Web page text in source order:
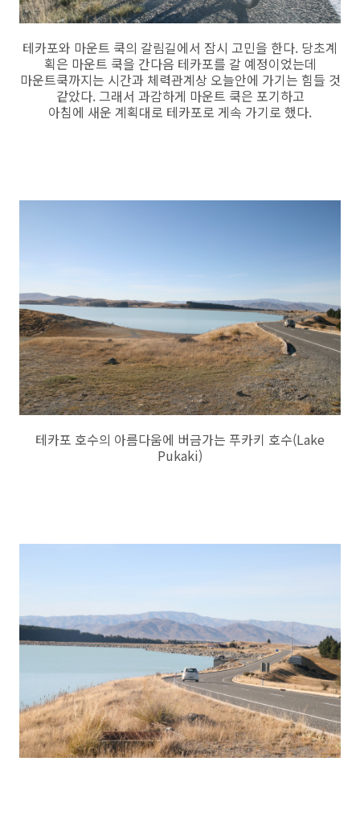
테카포와 마운트 쿡의 갈림길에서 잠시 고민을 한다. 당초계
획은 마운트 쿡을 간다음 테카포를 갈 예정이었는데
마운트쿡까지는 시간과 체력관계상 오늘안에 가기는 힘들 것
같았다. 그래서 과감하게 마운트 쿡은 포기하고
아침에 새운 계획대로 테카포로 게속 가기로 했다.
테카포 호수의 아름다움에 버금가는 푸카키 호수(Lake
Pukaki)